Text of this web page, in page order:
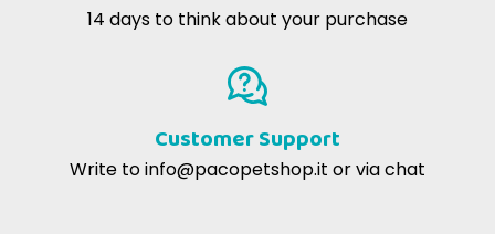
14 days to think about your purchase
Customer Support
Write toinfo@pacopetshop.it or via chat